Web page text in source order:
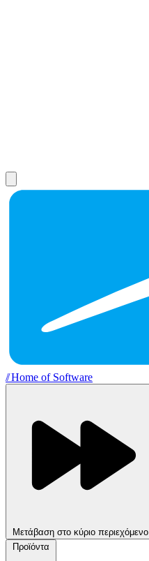
//Home of Software
Μετάβαση στο κύριο περιεχόμενο
Προϊόντα